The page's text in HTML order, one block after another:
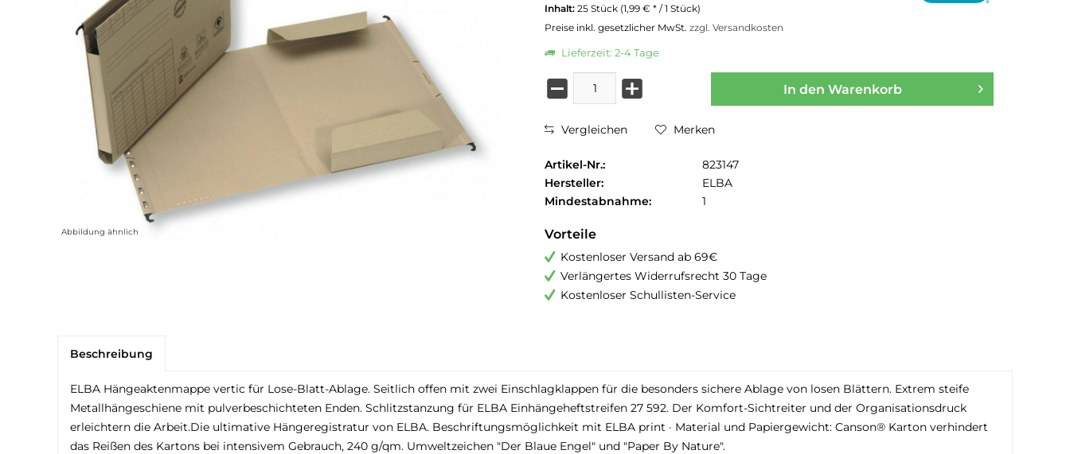
Abbildung ähnlich
Inhalt: 25 Stück (1,99 € * / 1 Stück)
Preise inkl. gesetzlicher MwSt. zzgl. Versandkosten
Lieferzeit: 2-4 Tage
In den Warenkorb
Vergleichen Merken
Artikel-Nr.:
823147
Hersteller:
ELBA
Mindestabnahme:
1
Vorteile
Kostenloser Versand ab 69€
Verlängertes Widerrufsrecht 30 Tage
Kostenloser Schullisten-Service
Beschreibung
ELBA Hängeaktenmappe vertic für Lose-Blatt-Ablage. Seitlich offen mit zwei Einschlagklappen für die besonders sichere Ablage von losen Blättern. Extrem steife
Metallhängeschiene mit pulverbeschichteten Enden. Schlitzstanzung für ELBA Einhängeheftstreifen 27 592. Der Komfort-Sichtreiter und der Organisationsdruck
erleichtern die Arbeit.Die ultimative Hängeregistratur von ELBA. Beschriftungsmöglichkeit mit ELBA print · Material und Papiergewicht: Canson® Karton verhindert
das Reißen des Kartons bei intensivem Gebrauch, 240 g/qm. Umweltzeichen "Der Blaue Engel" und "Paper By Nature".